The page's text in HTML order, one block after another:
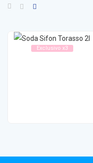
Exclusivo x3